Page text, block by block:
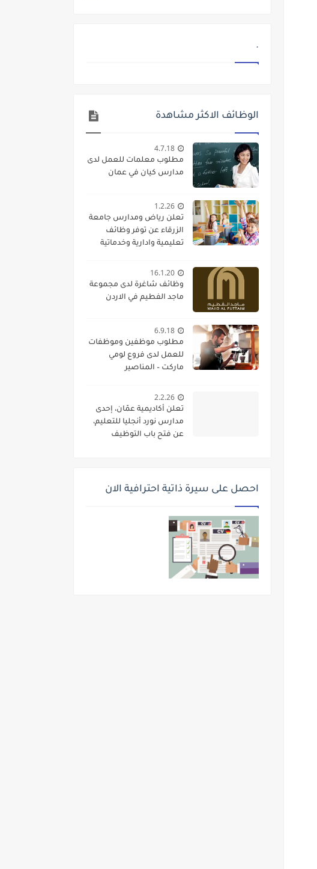
.
الوظائف الاكثر مشاهدة
4.7.18
مطلوب معلمات للعمل لدى
مدارس كيان في عمان
1.2.26
تعلن رياض ومدارس جامعة
الزرقاء عن توفر وظائف
تعليمية وادارية وخدماتية
16.1.20
وظائف شاغرة لدى مجموعة
ماجد الفطيم في الاردن
6.9.18
مطلوب موظفين وموظفات
للعمل لدى فروع لومي
ماركت – المناصير
2.2.26
تعلن أكاديمية عمّان، إحدى
مدارس نورد أنجليا للتعليم،
عن فتح باب التوظيف
احصل على سيرة ذاتية احترافية الان